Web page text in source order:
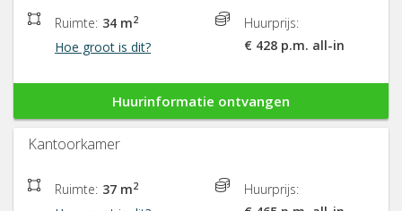
Ruimte: 34 m2
Hoe groot is dit?
Huurprijs:
€ 428 p.m. all-in
Huurinformatie ontvangen
Kantoorkamer
Ruimte: 37 m2
Huurprijs: